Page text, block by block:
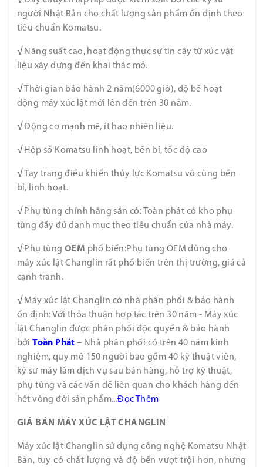
người Nhật Bản cho chất lượng sản phẩm ổn định theo
tiêu chuẩn Komatsu.
√ Năng suất cao, hoạt động thực sự tin cậy từ xúc vật
liệu xây dựng đến khai thác mỏ.
√Thời gian bảo hành 2 năm(6000 giờ), độ bề hoạt
động máy xúc lật mới lên đến trên 30 năm.
√Động cơ mạnh mẽ, ít hao nhiên liệu.
√ Hộp số Komatsu linh hoạt, bền bỉ, tốc độ cao
√Tay trang điều khiển thủy lực Komatsu vô cùng bền
bỉ, linh hoạt.
√ Phụ tùng chính hãng sẵn có: Toàn phát có kho phụ
tùng đầy đủ danh mục theo tiêu chuẩn của nhà máy.
√ Phụ tùng OEM phổ biến:Phụ tùng OEM dùng cho
máy xúc lật Changlin rất phổ biến trên thị trường, giá cả
cạnh tranh.
√ Máy xúc lật Changlin có nhà phân phối & bảo hành
ổn định: Với thỏa thuận hợp tác trên 30 năm - Máy xúc
lật Changlin được phân phối độc quyền & bảo hành
bởiToàn Phát – Nhà phân phối có trên 40 năm kinh
nghiệm, quy mô 150 người bao gồm 40 kỹ thuật viên,
kỹ sư máy làm dịch vụ sau bán hàng, hỗ trợ kỹ thuật,
phụ tùng và các vấn đề liên quan cho khách hàng đến
hết vòng đời sản phẩm...ĐọcThêm
GIÁ BÁN MÁY XÚC LẬT CHANGLIN
Máy xúc lật Changlin sử dụng công nghệ Komatsu Nhật
Bản, tuy có chất lượng và độ bền vượt trội hơn, nhưng